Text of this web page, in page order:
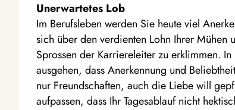
Unerwartetes Lob
Im Berufsleben werden Sie heute viel
sich über den verdienten Lohn Ihrer
Sprossen der Karriereleiter zu erklimmen.
ausgehen, dass Anerkennung und
nur Freundschaften, auch die Liebe will
aufpassen, dass Ihr Tagesablauf nicht